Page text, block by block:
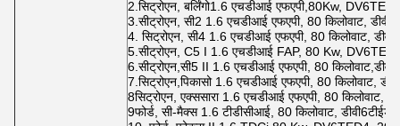
2.सिट्रोएन, बर्लिंगो1.6 एचडीआई एफएपी,80Kw,
3.सीट्रोएन, सी2 1.6 एचडीआई एफएपी, 80 किलोवाट,
4. सिट्रोएन, सी4 1.6 एचडीआई एफएपी, 80 किलोवाट,
5.सीट्रोएन, C5 I 1.6 एचडीआई FAP, 80 Kw,
6.सीट्रोएन,सी5 II 1.6 एचडीआई एफएपी, 80
7.सिट्रोएन,पिकासो 1.6 एचडीआई एफएपी, 80 किलोवाट,
8सिट्रोएन, एक्ससारा 1.6 एचडीआई एफएपी, 80 किलोवाट,
9फोर्ड, सी-मैक्स 1.6 टीडीसीआई, 80 किलोवाट,